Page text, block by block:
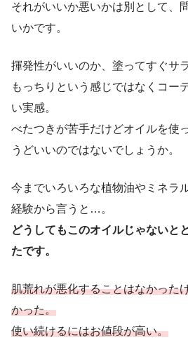
それがいいか悪いかは別として、
いかです。
揮発性がいいのか、塗ってすぐサ
もっちりという感じではなくコー
い実感。
べたつきが苦手だけどオイルを使
うどいいのではないでしょうか。
今までいろいろな植物油やミネラ
経験から言うと…。
どうしてもこのオイルじゃないと
たです。
肌荒れが悪化することはなかった
かった。
使い続けるにはお値段が高い。